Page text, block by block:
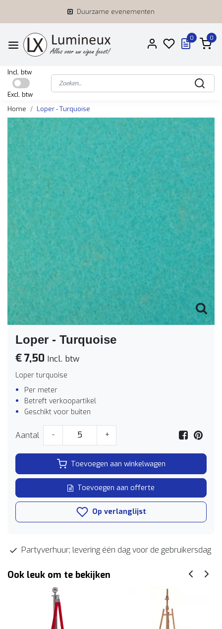
Duurzame evenementen
0 0
Incl. btw
Excl. btw
Home
Loper - Turquoise
Loper - Turquoise
€ 7,50 Incl. btw
Loper turquoise
Per meter
Betreft verkoopartikel
Geschikt voor buiten
Aantal - +
Toevoegen aan winkelwagen
Toevoegen aan offerte
Op verlanglijst
Partyverhuur; levering één dag voor de gebruikersdag
Ook leuk om te bekijken